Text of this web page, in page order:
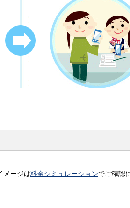
メージは料金シミュレーションでご確認